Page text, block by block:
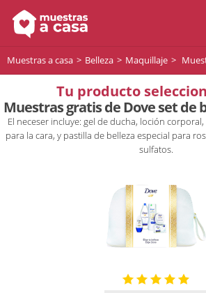
Muestras a casa Belleza Maquillaje Muestras gratis de
Tu producto
Muestras gratis de Dove set de
El neceser incluye: gel de ducha, loción
para la cara, y pastilla de belleza especial para
sulfatos.